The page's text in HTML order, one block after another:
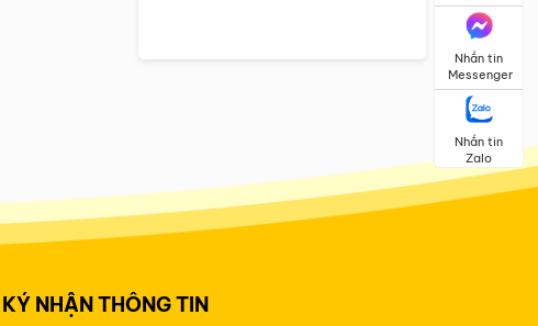
NHẬN THÔNG TIN
Nhắn tin
Messenger
Nhắn tin
Zalo